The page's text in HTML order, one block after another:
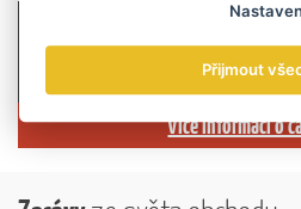
Více informací o
Přijmout